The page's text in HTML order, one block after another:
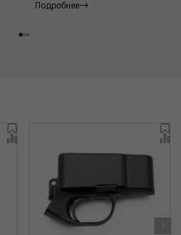
Подробнее
›